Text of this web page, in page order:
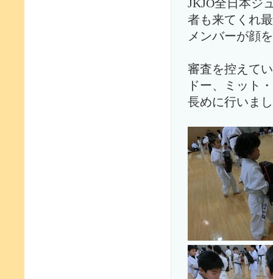
JKJO全日本ジ
者も来てくれ
メンバーが顔
審査を控えて
ドー、ミット
長めに行いま